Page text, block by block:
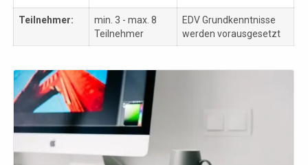
Teilnehmer:
min. 3 - max. 8
Teilnehmer
EDV Grundkenntnisse
werden vorausgesetzt